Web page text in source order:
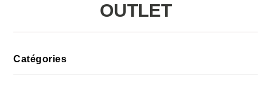
OUTLET
Catégories